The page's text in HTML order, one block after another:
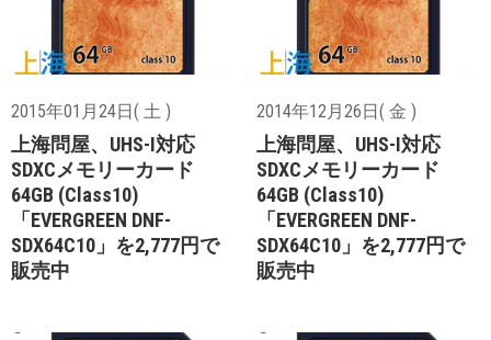
2015年01月24日( 土 )
上海問屋、UHS-I対応
SDXCメモリーカード
64GB (Class10)
「EVERGREEN DNF-
SDX64C10」を2,777円で
販売中
2014年12月26日( 金 )
上海問屋、UHS-I対応
SDXCメモリーカード
64GB (Class10)
「EVERGREEN DNF-
SDX64C10」を2,777円で
販売中